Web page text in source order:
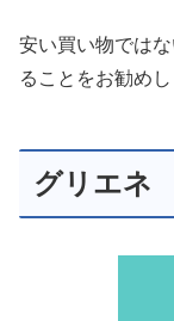
安い買い物では
ることをお勧めし
グリエネ